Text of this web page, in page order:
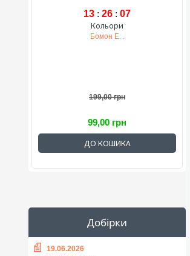
13 : 26 : 06
Кольори
Бомон Е. .
199,00 грн
99,00 грн
ДО КОШИКА
Добірки
19.06.2026